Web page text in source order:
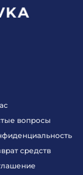
вопросы
средств